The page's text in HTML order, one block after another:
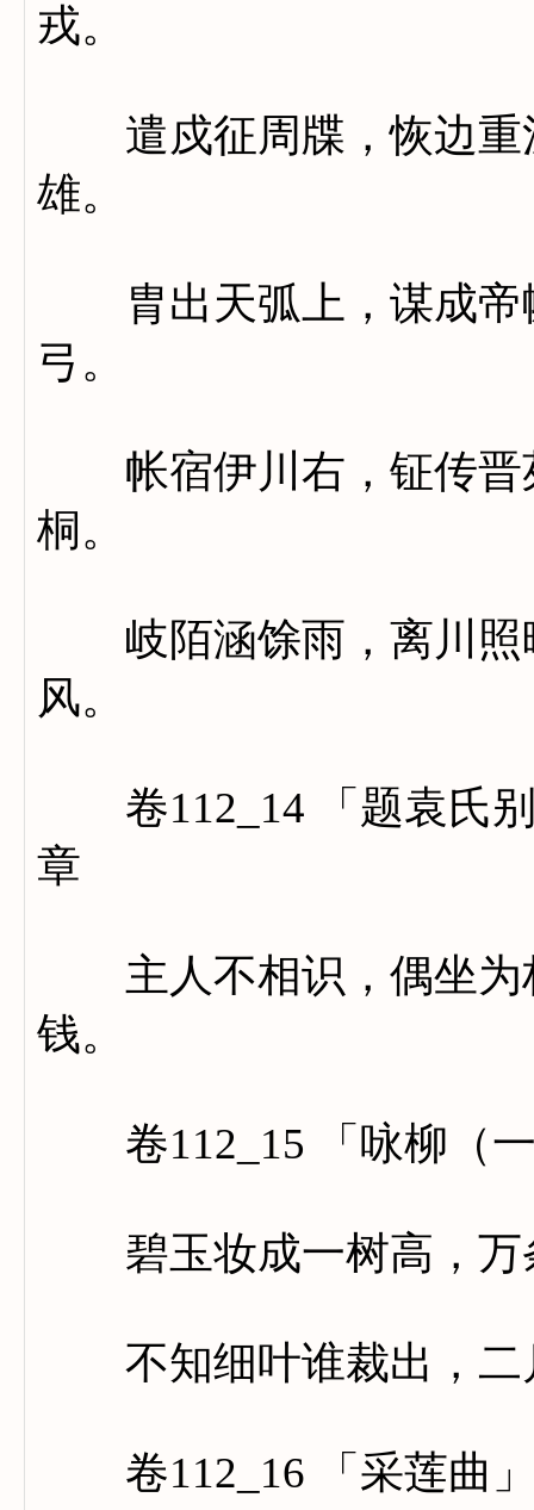
戎。
遣戍征周牒，恢边重
雄。
胄出天弧上，谋成帝
弓。
帐宿伊川右，钲传晋
桐。
岐陌涵馀雨，离川照
风。
卷112_14 「题袁氏别
章
主人不相识，偶坐为
钱。
卷112_15 「咏柳（一
碧玉妆成一树高，万
不知细叶谁裁出，二
卷112_16 「采莲曲